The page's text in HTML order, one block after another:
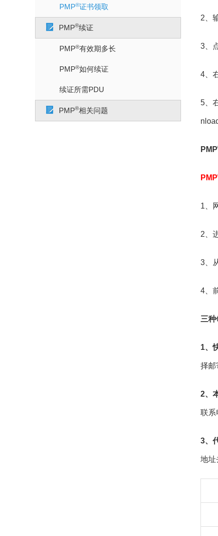
2、
3、
4、
5、
PMP
PMP
1、
2、
3、
4、
三
1、
择邮
2、
联系
3、
地址
PMP®证书领取
PMP®续证
PMP®有效期多长
PMP®如何续证
续证所需PDU
PMP®相关问题